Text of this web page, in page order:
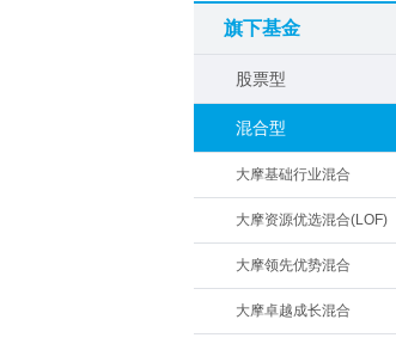
旗下基金
股票型
混合型
大摩基础行业混合
大摩资源优选混合(LOF)
大摩领先优势混合
大摩卓越成长混合